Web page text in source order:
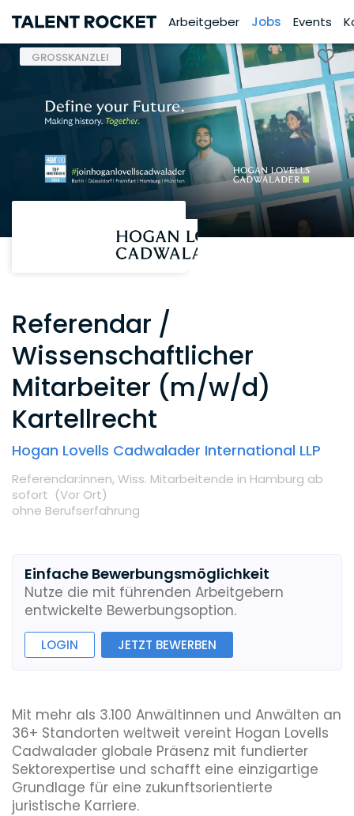
Arbeitgeber Jobs Events
GROSSKANZLEI
Referendar /
Wissenschaftlicher
Mitarbeiter (m/w/d)
Kartellrecht
Hogan Lovells Cadwalader International LLP
Referendar:innen,Wiss. Mitarbeitende in Hamburg ab
sofort (Vor Ort)
ohne Berufserfahrung
Einfache Bewerbungsmöglichkeit
Nutze die mit führenden Arbeitgebern
entwickelte Bewerbungsoption.
LOGIN JETZT BEWERBEN
Mit mehr als 3.100 Anwältinnen und Anwälten an
36+ Standorten weltweit vereint Hogan Lovells
Cadwalader globale Präsenz mit fundierter
Sektorexpertise und schafft eine einzigartige
Grundlage für eine zukunftsorientierte
juristische Karriere.